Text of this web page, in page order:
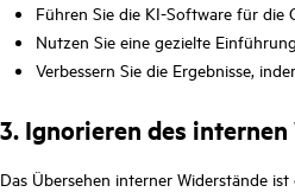
Führen Sie die KI-Software für die
Nutzen Sie eine gezielte
Verbessern Sie die Ergebnisse,
3. Ignorieren des
Das Übersehen interner Widerstände